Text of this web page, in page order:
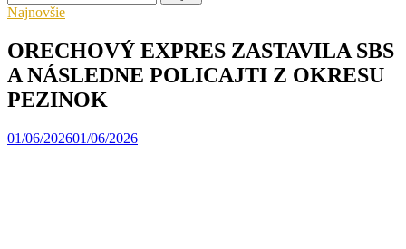
Najnovšie
ORECHOVÝ EXPRES ZASTAVILA SBS
A NÁSLEDNE POLICAJTI Z OKRESU
PEZINOK
01/06/202601/06/2026